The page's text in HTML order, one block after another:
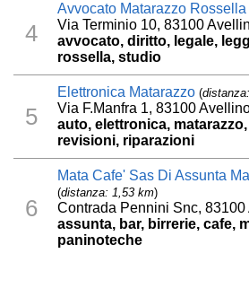
4
Avvocato Matarazzo Rossella
Via Terminio 10, 83100
avvocato, diritto, legale,
rossella, studio
5
Elettronica Matarazzo (
Via F.Manfra 1, 83100
auto, elettronica,
revisioni, riparazioni
6
Mata Cafe' Sas Di Assunta
(distanza: 1,53 km)
Contrada Pennini Snc,
assunta, bar, birrerie, cafe,
paninoteche